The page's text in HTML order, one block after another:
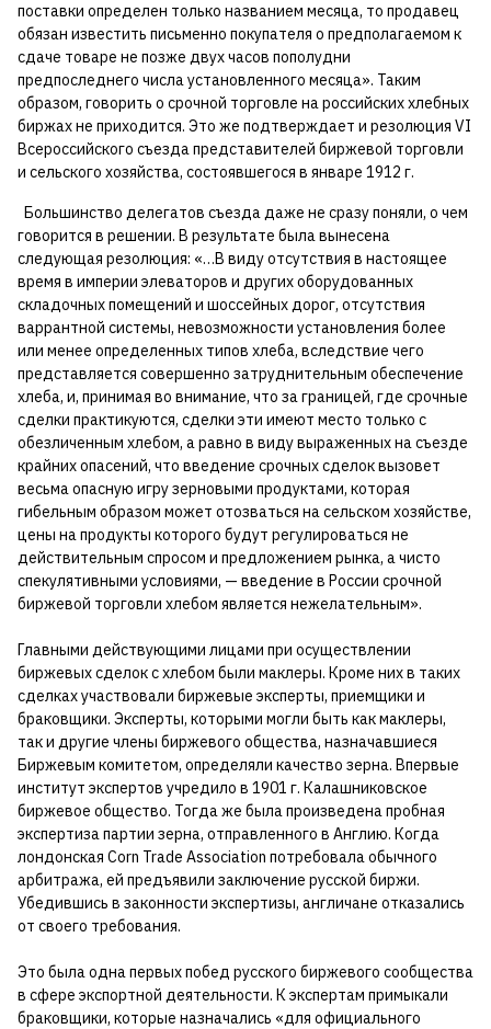
поставки определен только названием месяца, то продавец
обязан известить письменно покупателя о предполагаемом к
сдаче товаре не позже двух часов пополудни
предпоследнего числа установленного месяца». Таким
образом, говорить о срочной торговле на российских хлебных
биржах не приходится. Это же подтверждает и резолюция VI
Всероссийского съезда представителей биржевой торговли
и сельского хозяйства, состоявшегося в январе 1912 г.
Большинство делегатов съезда даже не сразу поняли, о чем
говорится в решении. В результате была вынесена
следующая резолюция: «…В виду отсутствия в настоящее
время в империи элеваторов и других оборудованных
складочных помещений и шоссейных дорог, отсутствия
варрантной системы, невозможности установления более
или менее определенных типов хлеба, вследствие чего
представляется совершенно затруднительным обеспечение
хлеба, и, принимая во внимание, что за границей, где срочные
сделки практикуются, сделки эти имеют место только с
обезличенным хлебом, а равно в виду выраженных на съезде
крайних опасений, что введение срочных сделок вызовет
весьма опасную игру зерновыми продуктами, которая
гибельным образом может отозваться на сельском хозяйстве,
цены на продукты которого будут регулироваться не
действительным спросом и предложением рынка, а чисто
спекулятивными условиями, — введение в России срочной
биржевой торговли хлебом является нежелательным».
Главными действующими лицами при осуществлении
биржевых сделок с хлебом были маклеры. Кроме них в таких
сделках участвовали биржевые эксперты, приемщики и
браковщики. Эксперты, которыми могли быть как маклеры,
так и другие члены биржевого общества, назначавшиеся
Биржевым комитетом, определяли качество зерна. Впервые
институт экспертов учредило в 1901 г. Калашниковское
биржевое общество. Тогда же была произведена пробная
экспертиза партии зерна, отправленного в Англию. Когда
лондонская Corn Trade Association потребовала обычного
арбитража, ей предъявили заключение русской биржи.
Убедившись в законности экспертизы, англичане отказались
от своего требования.
Это была одна первых побед русского биржевого сообщества
в сфере экспортной деятельности. К экспертам примыкали
браковщики, которые назначались «для официального